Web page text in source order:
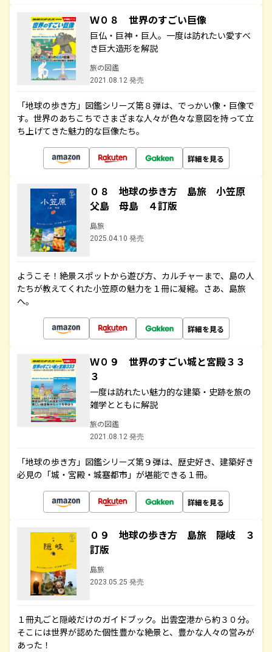
Ｗ０８ 世界のすごい巨像
巨仏・巨神・巨人。一度は訪れたい愛すべ
き巨大造形を解説
旅の図鑑
2021.08.12 発売
「地球の歩き方」図鑑シリーズ第８弾は、でっかい像・巨像で
す。世界のあちこちでさまざまな人々が色々な意図を持って立
ち上げてきた魅力的な巨像たち。
詳細を見る
０８ 地球の歩き方 島旅 小笠原
父島 母島 ４訂版
島旅
2025.04.10 発売
ようこそ！絶景スポットから遊び方、カルチャーまで、島の人
たちが教えてくれた小笠原の魅力を１冊に凝縮。さあ、島旅
へ。
詳細を見る
Ｗ０９ 世界のすごい城と宮殿３３
３
一度は訪れたい魅力的な建築・史跡を旅の
雑学とともに解説
旅の図鑑
2021.08.12 発売
「地球の歩き方」図鑑シリーズ第９弾は、歴史好き、建築好き
必見の「城・宮殿・城塞都市」が堪能できる１冊。
詳細を見る
０９ 地球の歩き方 島旅 隠岐 ３
訂版
島旅
2023.05.25 発売
１冊丸ごと隠岐だけのガイドブック。出雲空港から約３０分。
そこには世界が認めた個性豊かな絶景と、豊かな人々の営みが
あった！